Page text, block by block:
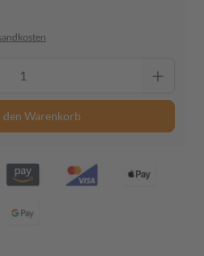
den Warenkorb